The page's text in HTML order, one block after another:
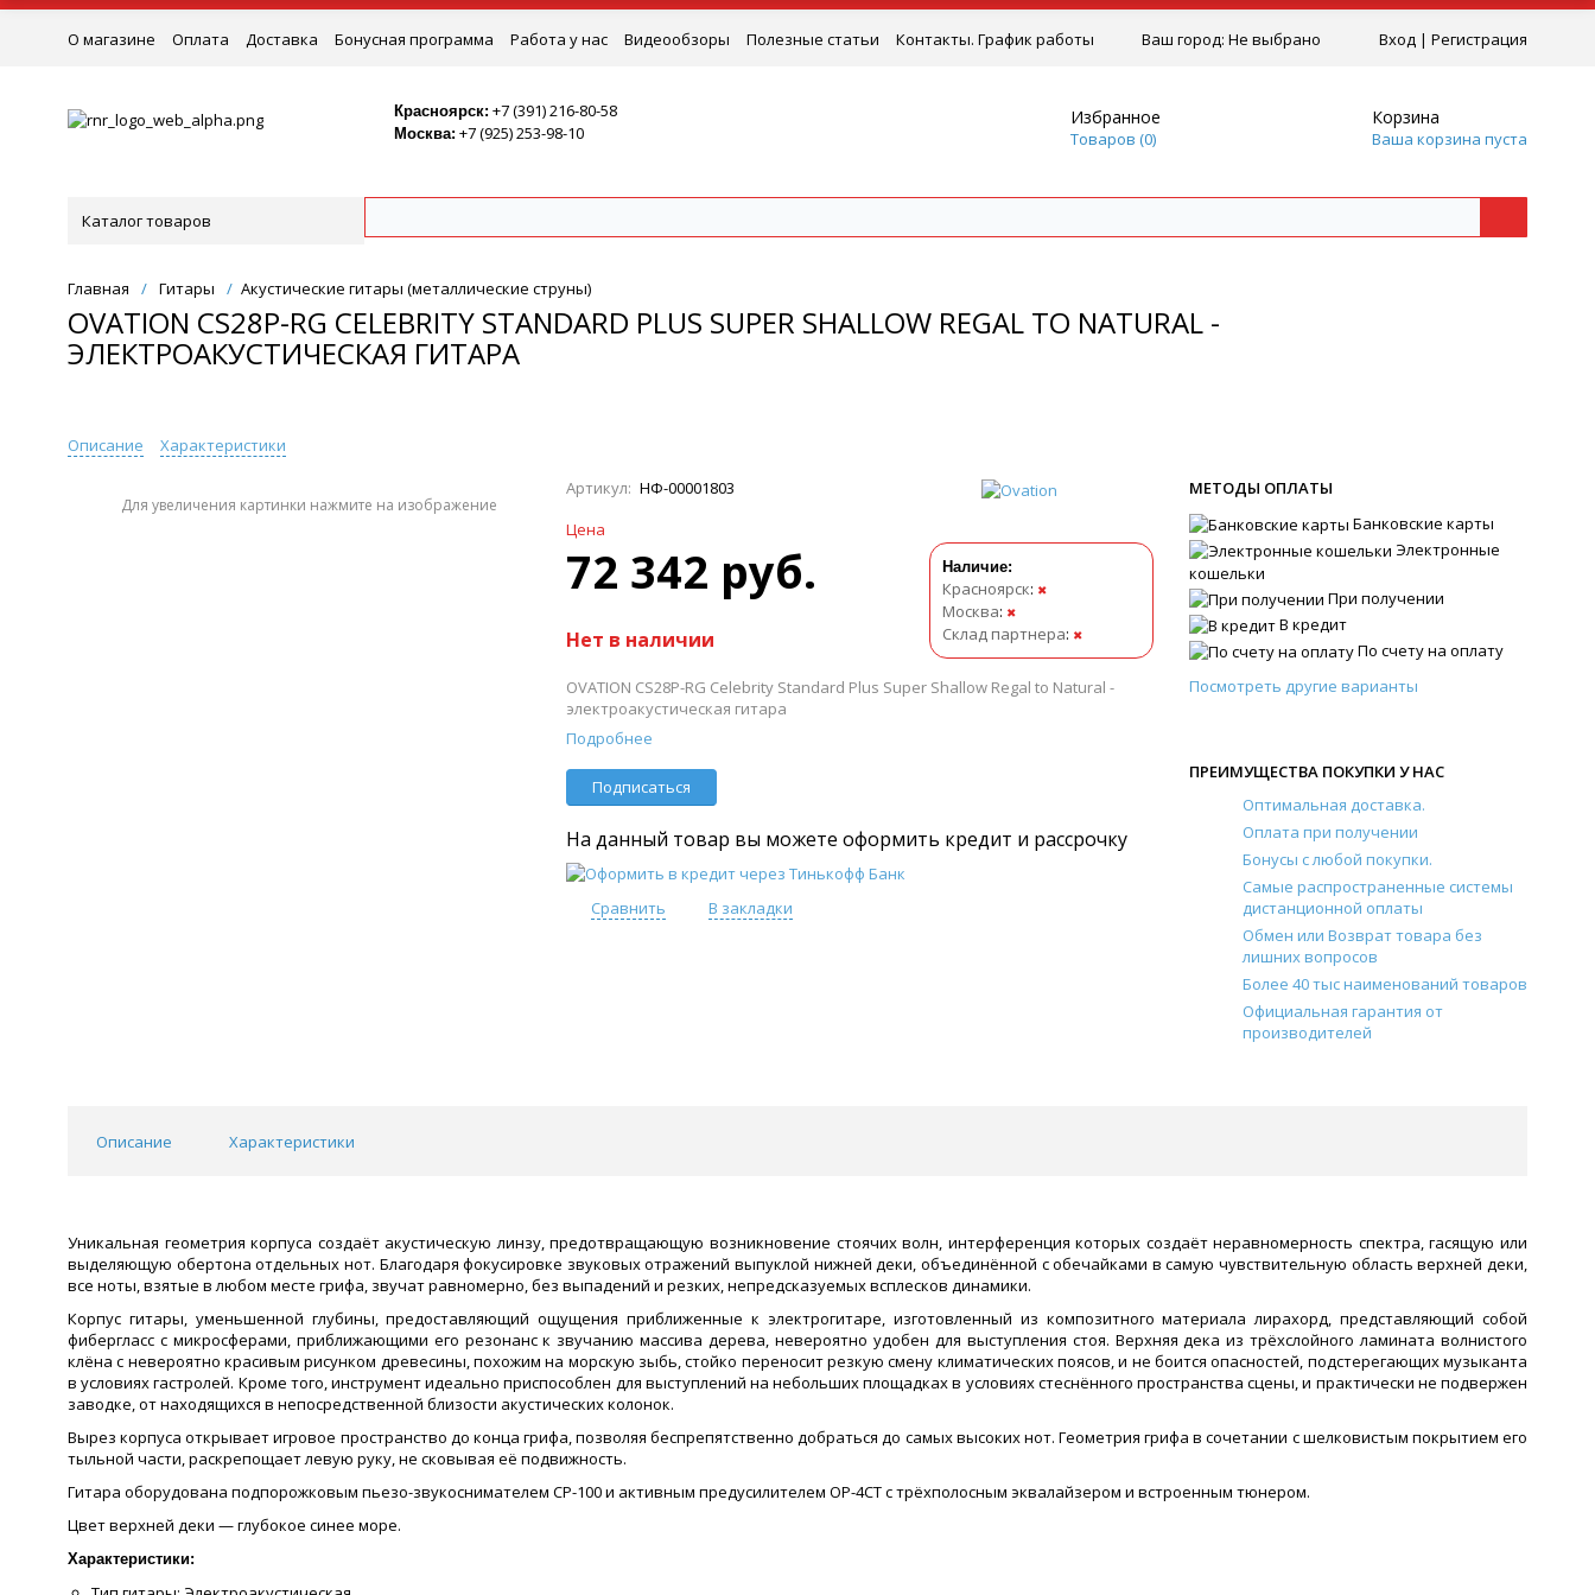
Ваш город: Не выбрано Вход | Регистрация
О магазине Оплата Доставка Бонусная программа Работа у нас Видеообзоры Полезные статьи
Контакты. График работы
Красноярск: +7 (391) 216-80-58
Москва: +7 (925) 253-98-10
Избранное
Товаров (0)
Корзина
Ваша корзина пуста
Каталог товаров
Главная / Гитары / Акустические гитары (металлические струны)
OVATION CS28P-RG CELEBRITY STANDARD PLUS SUPER SHALLOW REGAL TO NATURAL -
ЭЛЕКТРОАКУСТИЧЕСКАЯ ГИТАРА
Описание Характеристики
Для увеличения картинки нажмите на изображение
Артикул: НФ-00001803
Цена
72 342 руб.
Нет в наличии
Наличие:
Красноярск: ✖
Москва: ✖
Склад партнера: ✖
OVATION CS28P-RG Celebrity Standard Plus Super Shallow Regal to Natural -
электроакустическая гитара
Подробнее
Подписаться
На данный товар вы можете оформить кредит и рассрочку
Сравнить В закладки
МЕТОДЫ ОПЛАТЫ
Банковские карты
Электронные
кошельки
При получении
В кредит
По счету на оплату
Посмотреть другие варианты
ПРЕИМУЩЕСТВА ПОКУПКИ У НАС
Оптимальная доставка.
Оплата при получении
Бонусы с любой покупки.
Самые распространенные системы
дистанционной оплаты
Обмен или Возврат товара без
лишних вопросов
Более 40 тыс наименований товаров
Официальная гарантия от
производителей
Описание Характеристики
Уникальная геометрия корпуса создаёт акустическую линзу, предотвращающую возникновение стоячих волн, интерференция которых создаёт неравномерность спектра, гасящую или
выделяющую обертона отдельных нот. Благодаря фокусировке звуковых отражений выпуклой нижней деки, объединённой с обечайками в самую чувствительную область верхней деки,
все ноты, взятые в любом месте грифа, звучат равномерно, без выпадений и резких, непредсказуемых всплесков динамики.
Корпус гитары, уменьшенной глубины, предоставляющий ощущения приближенные к электрогитаре, изготовленный из композитного материала лирахорд, представляющий собой
фибергласс с микросферами, приближающими его резонанс к звучанию массива дерева, невероятно удобен для выступления стоя. Верхняя дека из трёхслойного ламината волнистого
клёна с невероятно красивым рисунком древесины, похожим на морскую зыбь, стойко переносит резкую смену климатических поясов, и не боится опасностей, подстерегающих музыканта
в условиях гастролей. Кроме того, инструмент идеально приспособлен для выступлений на небольших площадках в условиях стеснённого пространства сцены, и практически не подвержен
заводке, от находящихся в непосредственной близости акустических колонок.
Вырез корпуса открывает игровое пространство до конца грифа, позволяя беспрепятственно добраться до самых высоких нот. Геометрия грифа в сочетании с шелковистым покрытием его
тыльной части, раскрепощает левую руку, не сковывая её подвижность.
Гитара оборудована подпорожковым пьезо-звукоснимателем CP-100 и активным предусилителем OP-4CT с трёхполосным эквалайзером и встроенным тюнером.
Цвет верхней деки — глубокое синее море.
Характеристики: